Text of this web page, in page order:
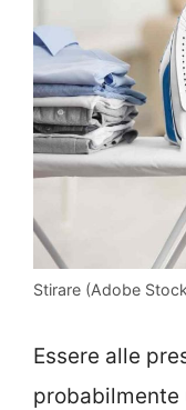
Stirare (Adobe
Essere alle
probabilmente